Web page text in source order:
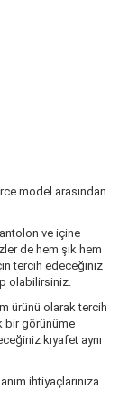
model arasından
ve içine
de hem şık hem
tercih edeceğiniz
olabilirsiniz.
ürünü olarak tercih
bir görünüme
kıyafet aynı
ihtiyaçlarınıza